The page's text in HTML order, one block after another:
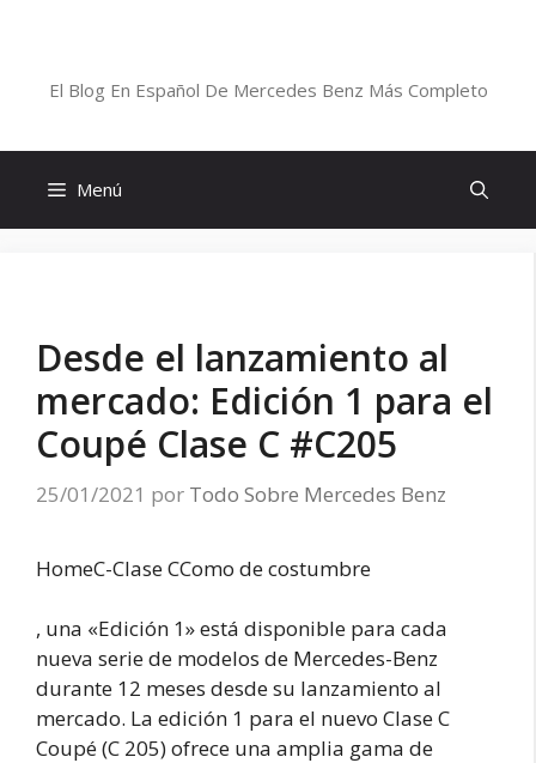
El Blog En Español De Mercedes Benz Más Completo
Menú
Desde el lanzamiento al
mercado: Edición 1 para el
Coupé Clase C #C205
25/01/2021 por Todo Sobre Mercedes Benz
HomeC-Clase CComo de costumbre
, una «Edición 1» está disponible para cada
nueva serie de modelos de Mercedes-Benz
durante 12 meses desde su lanzamiento al
mercado. La edición 1 para el nuevo Clase C
Coupé (C 205) ofrece una amplia gama de